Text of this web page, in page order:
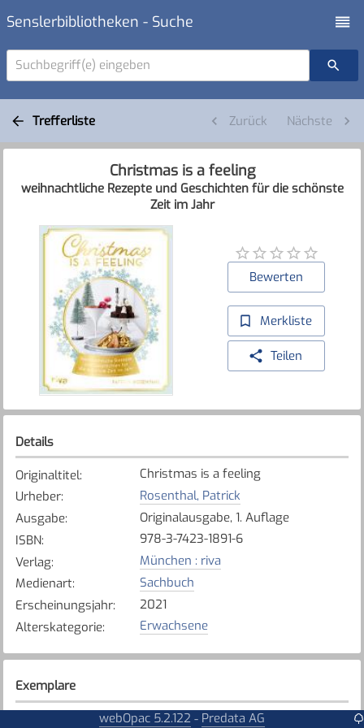
Senslerbibliotheken - Suche
Suchbegriff(e) eingeben
Trefferliste Zurück Nächste
Christmas is a feeling
weihnachtliche Rezepte und Geschichten für die schönste
Zeit im Jahr
Bewerten
Merkliste
Teilen
Details
Originaltitel:
Christmas is a feeling
Urheber:
Rosenthal, Patrick
Ausgabe:
Originalausgabe, 1. Auflage
ISBN:
978-3-7423-1891-6
Verlag:
München : riva
Medienart:
Sachbuch
Erscheinungsjahr:
2021
Alterskategorie: Erwachsene
Exemplare
webOpac 5.2.122 - Predata AG